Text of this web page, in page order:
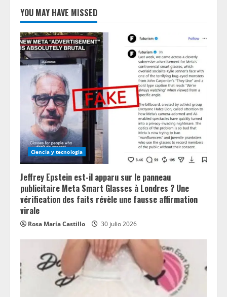
YOU MAY HAVE MISSED
Ciencia y tecnologia
Jeffrey Epstein est-il apparu sur le panneau
publicitaire Meta Smart Glasses à Londres ? Une
vérification des faits révèle une fausse affirmation
virale
Rosa María Castillo 30 julio 2026